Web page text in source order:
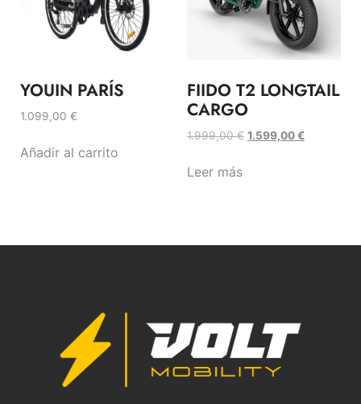
YOUIN PARÍS
1.099,00 €
Añadir al carrito
FIIDO T2 LONGTAIL
CARGO
1.999,00€ 1.599,00€
Leer más